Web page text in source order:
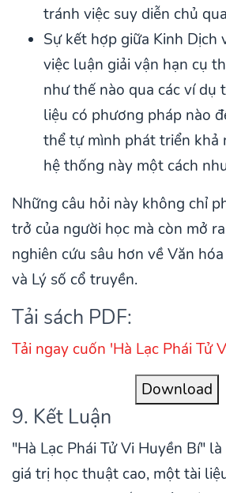
tránh việc suy diễn chủ
Sự kết hợp giữa Kinh Dịch
việc luận giải vận hạn cụ
như thế nào qua các ví dụ
liệu có phương pháp nào
thể tự mình phát triển khả
hệ thống này một cách
Những câu hỏi này không chỉ
trở của người học mà còn mở
nghiên cứu sâu hơn về Văn
và Lý số cổ truyền.
Tải sách PDF:
Tải ngay cuốn 'Hà Lạc Phái Tử
Download
9. Kết Luận
"Hà Lạc Phái Tử Vi Huyền Bí"
giá trị học thuật cao, một tài